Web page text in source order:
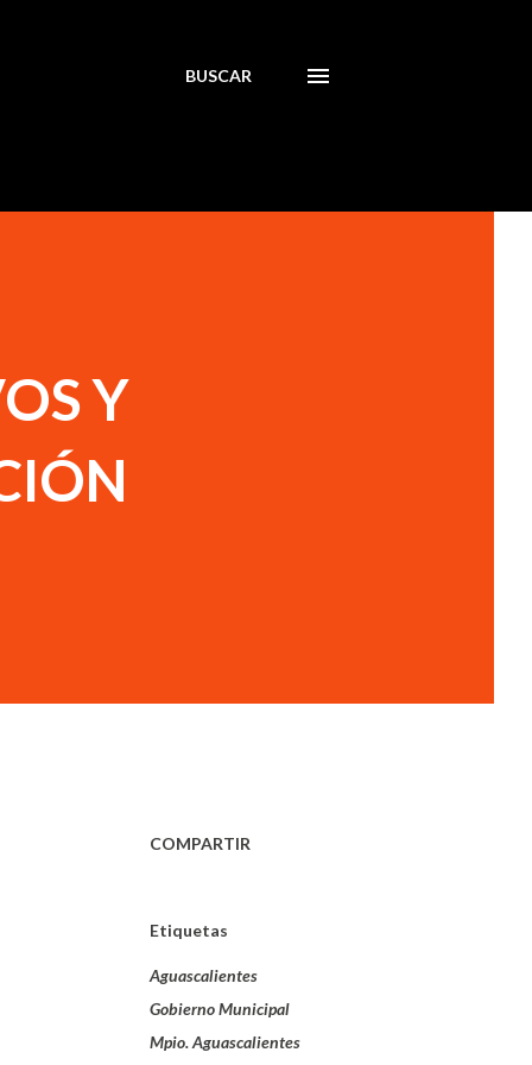
BUSCAR
Y
COMPARTIR
Etiquetas
Aguascalientes
Gobierno Municipal
Mpio. Aguascalientes